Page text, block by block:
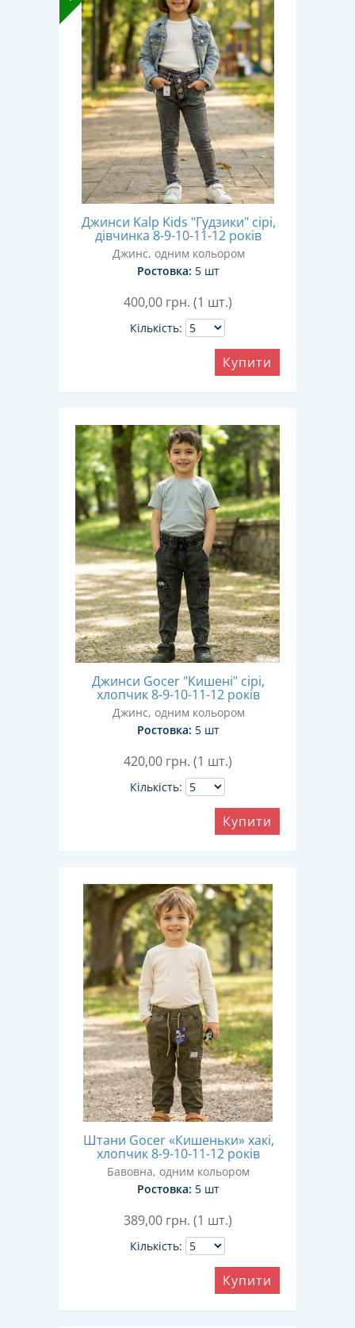
Джинси Kalp Kids "Гудзики" сірі,
дівчинка 8-9-10-11-12 років
Джинс, одним кольором
Ростовка: 5 шт
400,00 грн. (1 шт.)
Кількість:
Купити
Джинси Gocer "Кишені" сірі,
хлопчик 8-9-10-11-12 років
Джинс, одним кольором
Ростовка: 5 шт
420,00 грн. (1 шт.)
Кількість:
Купити
Штани Gocer «Кишеньки» хакі,
хлопчик 8-9-10-11-12 років
Бавовна, одним кольором
Ростовка: 5 шт
389,00 грн. (1 шт.)
Кількість:
Купити